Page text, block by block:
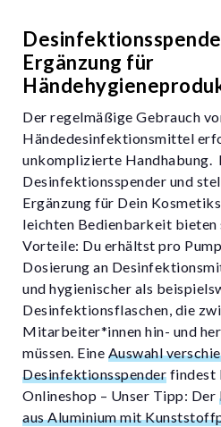
Ergänzung für
Der regelmäßige Gebrauch
Händedesinfektionsmittel
unkomplizierte Handhabung.
Desinfektionsspender und
Ergänzung für Dein
leichten Bedienbarkeit bieten
Vorteile: Du erhältst pro
Dosierung an
und hygienischer als
Desinfektionsflaschen, die
Mitarbeiter*innen hin- und
müssen. Eine Auswahl
Desinfektionsspender findest
Onlineshop – Unser Tipp: Der
aus Aluminium mit